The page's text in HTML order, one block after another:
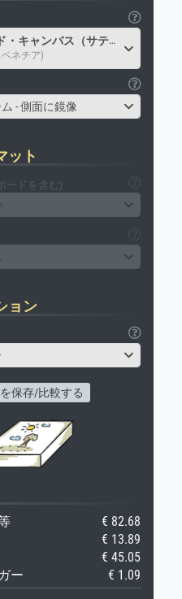
キャンバス（サテン）
ネチア)
- 側面に鏡像
ット
ードを含む)
ョン
保存/比較する
€ 82.68
€ 13.89
€ 45.05
ー
€ 1.09